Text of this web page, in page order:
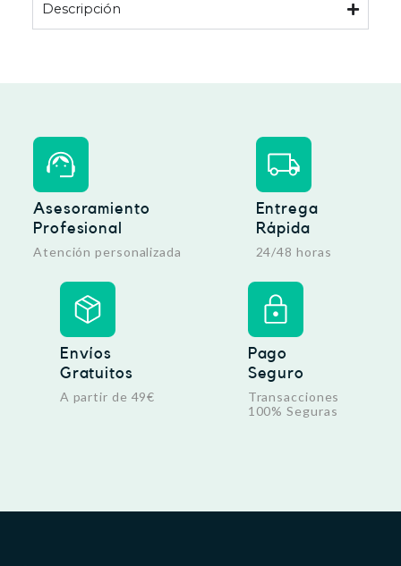
Descripción
Asesoramiento
Profesional
Atención personalizada
Entrega
Rápida
24/48 horas
Envíos
Gratuitos
A partir de 49€
Pago
Seguro
Transacciones
100% Seguras